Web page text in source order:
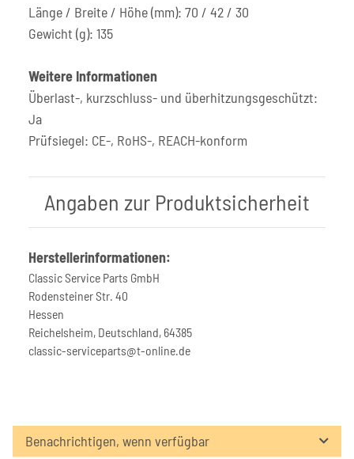
Länge / Breite / Höhe (mm): 70 / 42 / 30
Gewicht (g): 135
Weitere Informationen
Überlast-, kurzschluss- und überhitzungsgeschützt:
Ja
Prüfsiegel: CE-, RoHS-, REACH-konform
Angaben zur Produktsicherheit
Herstellerinformationen:
Classic Service Parts GmbH
Rodensteiner Str. 40
Hessen
Reichelsheim, Deutschland, 64385
classic-serviceparts@t-online.de
Benachrichtigen, wenn verfügbar